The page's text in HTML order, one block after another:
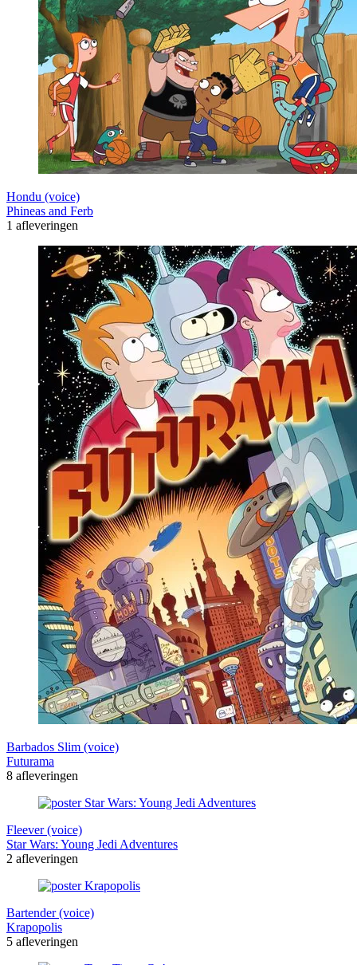
Hondu (voice)
Phineas and Ferb
1 afleveringen
Barbados Slim (voice)
Futurama
8 afleveringen
Fleever (voice)
Star Wars: Young Jedi Adventures
2 afleveringen
Bartender (voice)
Krapopolis
5 afleveringen